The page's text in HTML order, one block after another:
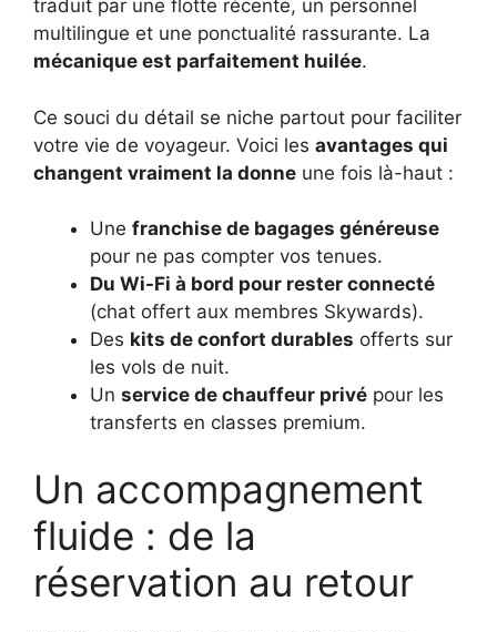
traduit par une flotte récente, un personnel
multilingue et une ponctualité rassurante. La
mécanique est parfaitement huilée.
Ce souci du détail se niche partout pour faciliter
votre vie de voyageur. Voici les avantages qui
changent vraiment la donne une fois là-haut :
Une franchise de bagages généreuse
pour ne pas compter vos tenues.
Du Wi-Fi à bord pour rester connecté
(chat offert aux membres Skywards).
Des kits de confort durables offerts sur
les vols de nuit.
Un service de chauffeur privé pour les
transferts en classes premium.
Un accompagnement
fluide : de la
réservation au retour